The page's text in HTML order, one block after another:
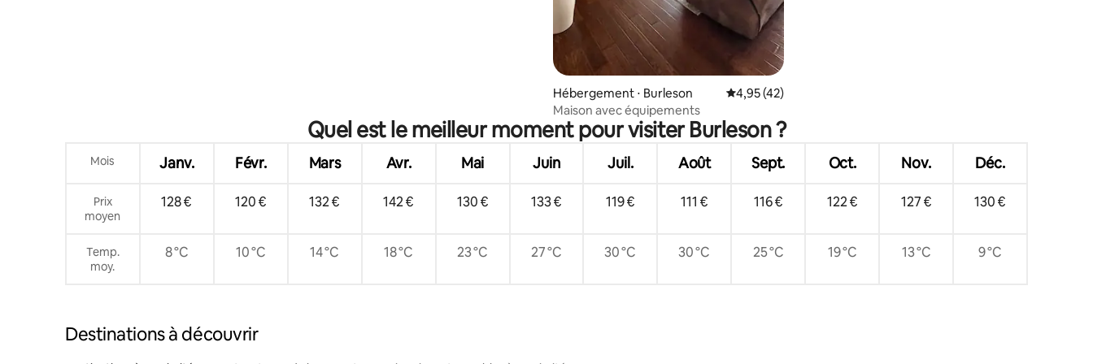
Hébergement ⋅ Burleson Évaluation moyenne sur la base de 42 commentaires : 4,95 sur 5
4,95 (42)
Maison avec équipements
Quel est le meilleur moment pour visiter Burleson ?
Mois Janv. Févr. Mars Avr. Mai Juin Juil. Août Sept. Oct. Nov. Déc.
Prix
moyen
128 € 120 € 132 € 142 € 130 € 133 € 119 € 111 € 116 € 122 € 127 € 130 €
Temp.
moy.
8 °C 10 °C 14 °C 18 °C 23 °C 27 °C 30 °C 30 °C 25 °C 19 °C 13 °C 9 °C
Destinations à découvrir